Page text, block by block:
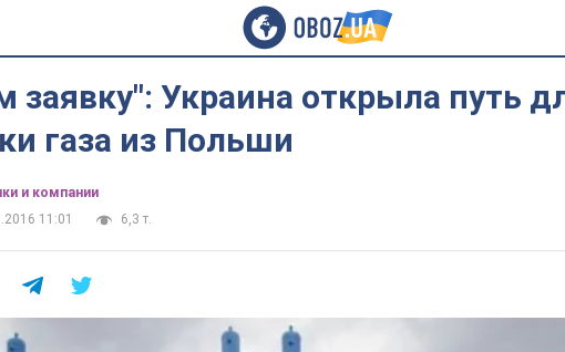
Украина открыла путь
газа из Польши
и компании
11:01
6,3 т.